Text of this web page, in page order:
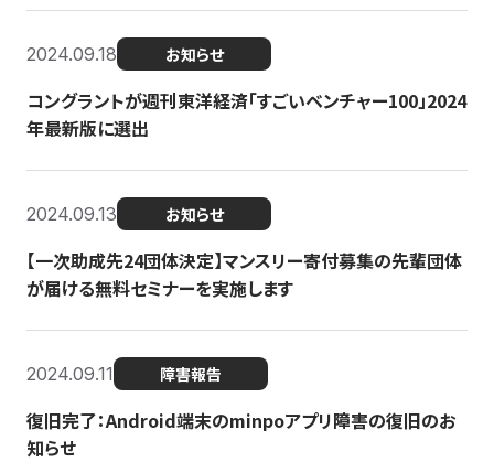
2024.09.18 お知らせ
コングラントが週刊東洋経済「すごいベンチャー100」2024
年最新版に選出
2024.09.13 お知らせ
【一次助成先24団体決定】マンスリー寄付募集の先輩団体
が届ける無料セミナーを実施します
2024.09.11 障害報告
復旧完了：Android端末のminpoアプリ障害の復旧のお
知らせ